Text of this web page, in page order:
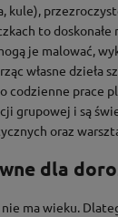
kule),
to doskonałe
je malować,
własne dzieła
codzienne prace
grupowej i są
oraz
dla
ma wieku.